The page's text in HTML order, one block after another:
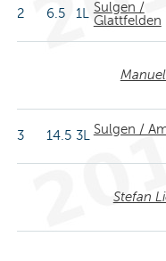
2 6.5 1L
Sulgen /
Glattfelden
3 14.5 3LSulgen /
Stefan